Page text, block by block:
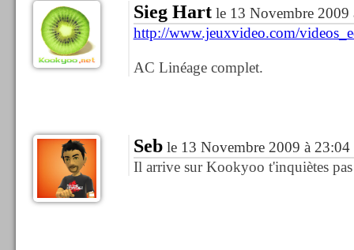
Sieg Hartle 13 Novembre 2009
http://www.jeuxvideo.com/
AC Linéage complet.
Seble 13 Novembre 2009 à 23:04
Il arrive sur Kookyoo t'inquiètes